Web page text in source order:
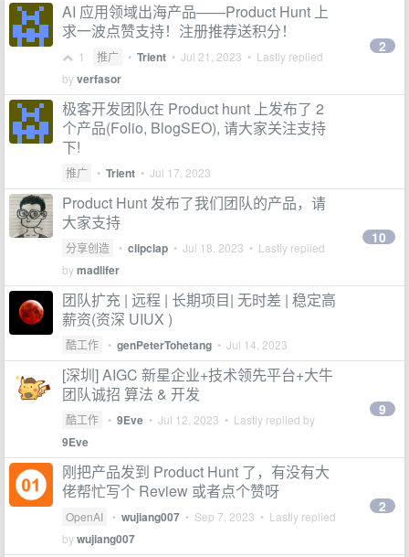
AI 应用领域出海产品——Product Hunt 上
求一波点赞支持！注册推荐送积分！
1 推广 • Trient • Jul 21, 2023 • Lastly replied
byverfasor
2
极客开发团队在 Product hunt 上发布了 2
个产品(Folio, BlogSEO), 请大家关注支持
下!
推广 • Trient • Jul 17, 2023
Product Hunt 发布了我们团队的产品，请
大家支持
分享创造 • clipclap • Jul 18, 2023 • Lastly replied
bymadlifer
10
团队扩充 | 远程 | 长期项目| 无时差 | 稳定高
薪资(资深 UIUX )
酷工作 • genPeterTohetang • Jul 14, 2023
[深圳] AIGC 新星企业+技术领先平台+大牛
团队诚招 算法 & 开发
酷工作 • 9Eve • Jul 12, 2023 • Lastly replied by
9Eve
9
刚把产品发到 Product Hunt 了，有没有大
佬帮忙写个 Review 或者点个赞呀
OpenAI • wujiang007 • Sep 7, 2023 • Lastly replied
bywujiang007
2